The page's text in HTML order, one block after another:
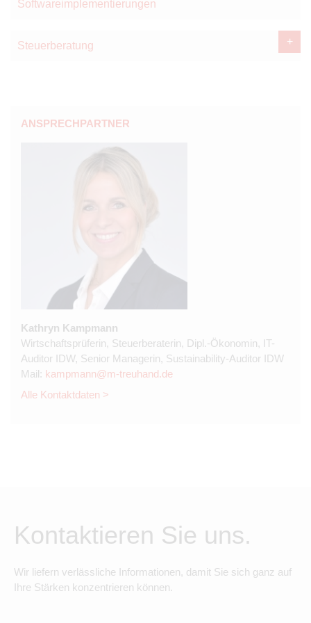
Softwareimplementierungen
Steuerberatung
ANSPRECHPARTNER
Kathryn Kampmann
Wirtschaftsprüferin, Steuerberaterin, Dipl.-Ökonomin, IT-
Auditor IDW, Senior Managerin, Sustainability-Auditor IDW
Mail: kampmann@m-treuhand.de
Alle Kontaktdaten >
Kontaktieren Sie uns.
Wir liefern verlässliche Informationen, damit Sie sich ganz auf
Ihre Stärken konzentrieren können.